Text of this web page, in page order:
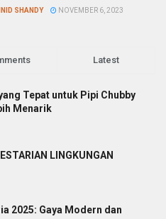
SHANDY NOVEMBER 6, 2023
Latest
Tepat untuk Pipi Chubby
Menarik
LINGKUNGAN
2025: Gaya Modern dan